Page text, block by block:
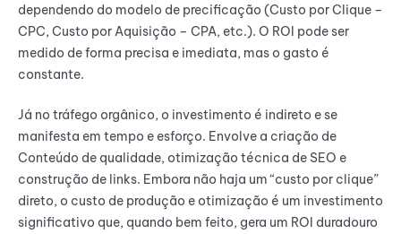
dependendo do modelo de precificação (Custo por Clique –
CPC, Custo por Aquisição – CPA, etc.). O ROI pode ser
medido de forma precisa e imediata, mas o gasto é
constante.
Já no tráfego orgânico, o investimento é indireto e se
manifesta em tempo e esforço. Envolve a criação de
Conteúdo de qualidade, otimização técnica de SEO e
construção de links. Embora não haja um “custo por clique”
direto, o custo de produção e otimização é um investimento
significativo que, quando bem feito, gera um ROI duradouro